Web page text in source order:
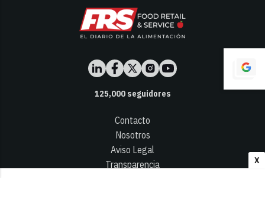
X
125,000seguidores
Contacto
Nosotros
Aviso Legal
Transparencia